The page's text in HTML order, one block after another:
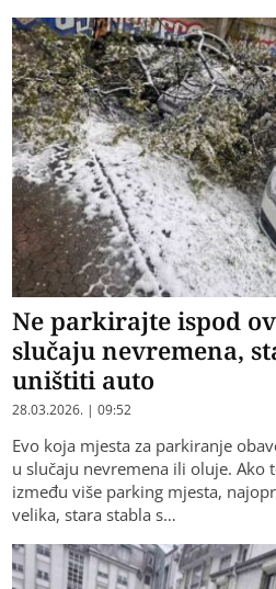
Ne parkirajte ispod
slučaju nevremena,
uništiti auto
28.03.2026. | 09:52
Evo koja mjesta za parkiranje
u slučaju nevremena ili oluje. Ako
između više parking mjesta,
velika, stara stabla s…